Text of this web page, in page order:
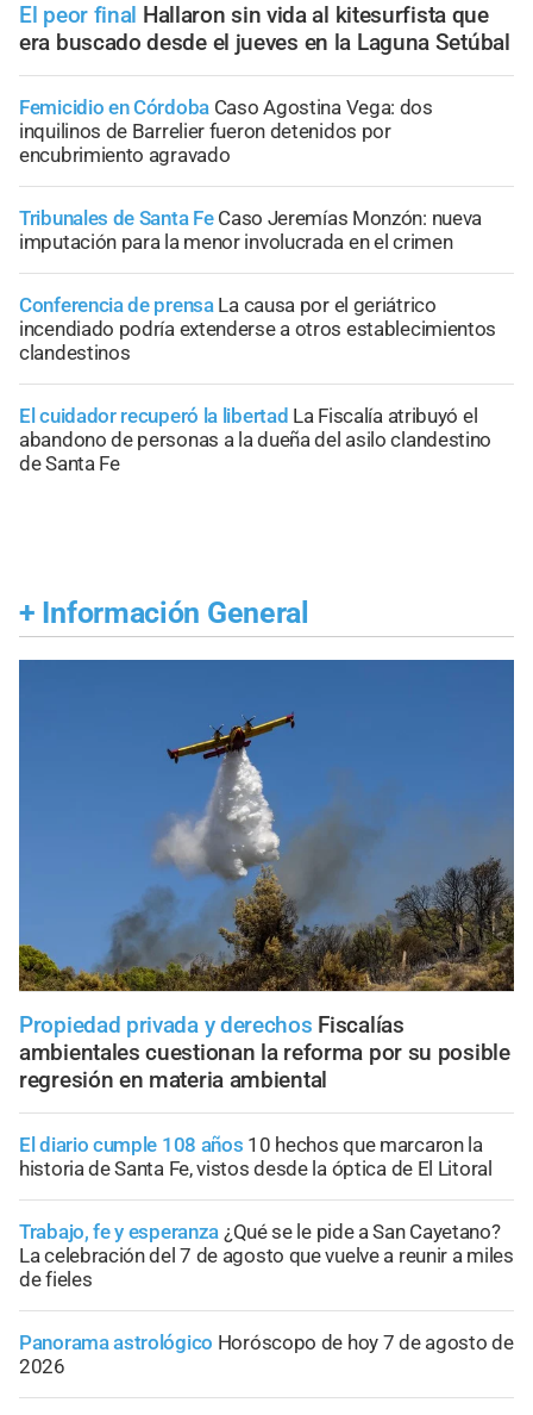
El peor final Hallaron sin vida al kitesurfista que
era buscado desde el jueves en la Laguna Setúbal
Femicidio en Córdoba Caso Agostina Vega: dos
inquilinos de Barrelier fueron detenidos por
encubrimiento agravado
Tribunales de Santa Fe Caso Jeremías Monzón: nueva
imputación para la menor involucrada en el crimen
Conferencia de prensa La causa por el geriátrico
incendiado podría extenderse a otros establecimientos
clandestinos
El cuidador recuperó la libertad La Fiscalía atribuyó el
abandono de personas a la dueña del asilo clandestino
de Santa Fe
+ Información General
Propiedad privada y derechos Fiscalías
ambientales cuestionan la reforma por su posible
regresión en materia ambiental
El diario cumple 108 años 10 hechos que marcaron la
historia de Santa Fe, vistos desde la óptica de El Litoral
Trabajo, fe y esperanza ¿Qué se le pide a San Cayetano?
La celebración del 7 de agosto que vuelve a reunir a miles
de fieles
Panorama astrológico Horóscopo de hoy 7 de agosto de
2026